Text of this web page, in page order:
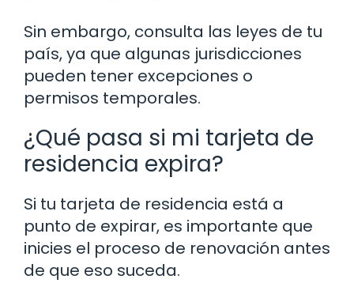
Sin embargo, consulta las leyes de tu
país, ya que algunas jurisdicciones
pueden tener excepciones o
permisos temporales.
¿Qué pasa si mi tarjeta de
residencia expira?
Si tu tarjeta de residencia está a
punto de expirar, es importante que
inicies el proceso de renovación antes
de que eso suceda.